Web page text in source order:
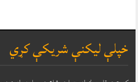
خپلې ليکنې شريکې کړي